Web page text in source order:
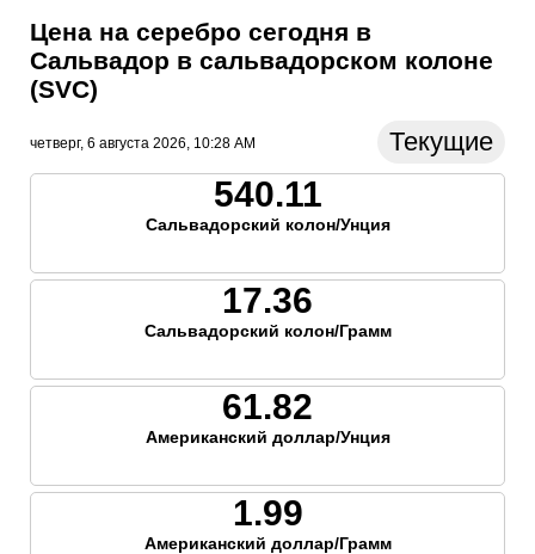
Цена на серебро сегодня в
Сальвадор в сальвадорском колоне
(SVC)
четверг, 6 августа 2026, 10:28 AM Текущие
540.11
Сальвадорский колон/Унция
17.36
Сальвадорский колон/Грамм
61.82
Американский доллар/Унция
1.99
Американский доллар/Грамм